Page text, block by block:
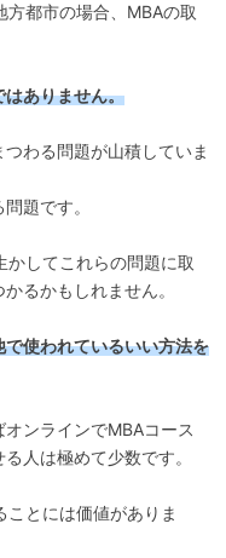
都市の場合、MBAの取
はありません。
わる問題が山積していま
題です。
かしてこれらの問題に取
るかもしれません。
で使われているいい方法を
ンラインでMBAコース
人は極めて少数です。
とには価値がありま